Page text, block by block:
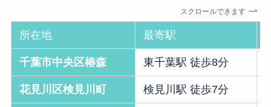
スクロールできます
所在地 最寄駅
千葉市中央区椿森 東千葉駅 徒歩8分
花見川区検見川町 検見川駅 徒歩7分